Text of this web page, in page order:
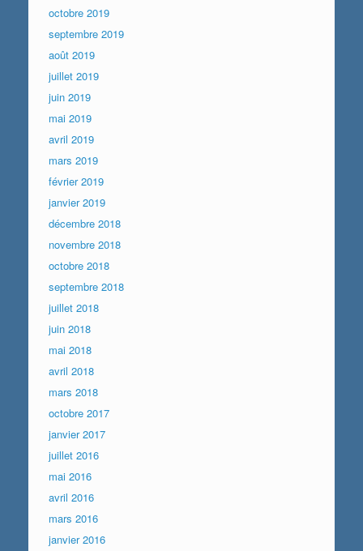
octobre 2019
septembre 2019
août 2019
juillet 2019
juin 2019
mai 2019
avril 2019
mars 2019
février 2019
janvier 2019
décembre 2018
novembre 2018
octobre 2018
septembre 2018
juillet 2018
juin 2018
mai 2018
avril 2018
mars 2018
octobre 2017
janvier 2017
juillet 2016
mai 2016
avril 2016
mars 2016
janvier 2016